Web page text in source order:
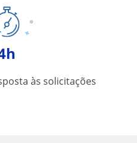
às solicitações